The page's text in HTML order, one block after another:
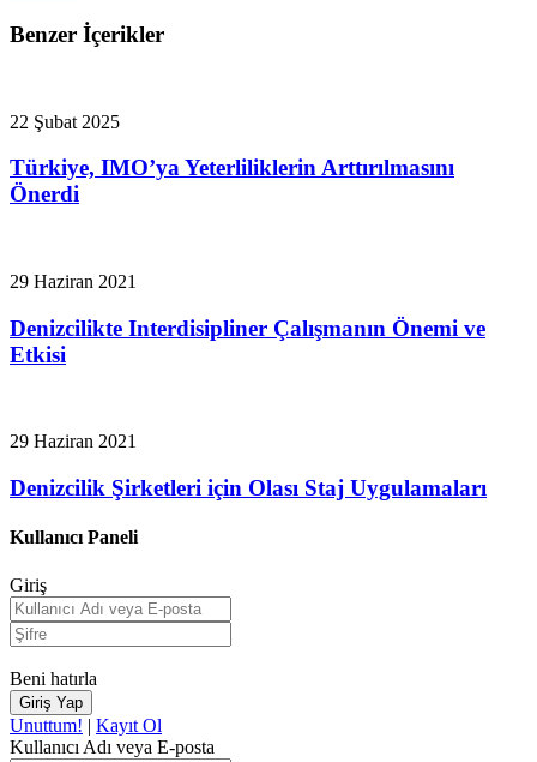
Benzer İçerikler
22 Şubat 2025
Türkiye, IMO’ya Yeterliliklerin Arttırılmasını
Önerdi
29 Haziran 2021
Denizcilikte Interdisipliner Çalışmanın Önemi ve
Etkisi
29 Haziran 2021
Denizcilik Şirketleri için Olası Staj Uygulamaları
Kullanıcı Paneli
Giriş
Beni hatırla
Unuttum! | Kayıt Ol
Kullanıcı Adı veya E-posta